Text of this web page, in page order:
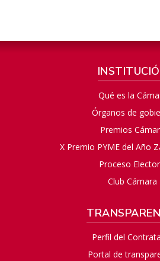
Qué es la
Órganos de
Premios
X Premio PYME del Año
Proceso
Club Cámara
Perfil del
Portal de